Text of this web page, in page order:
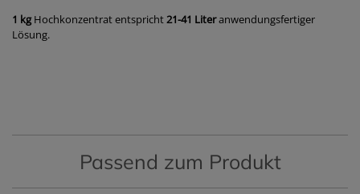
1 kgHochkonzentrat entspricht21-41 Literanwendungsfertiger
Lösung.
Passend zum Produkt